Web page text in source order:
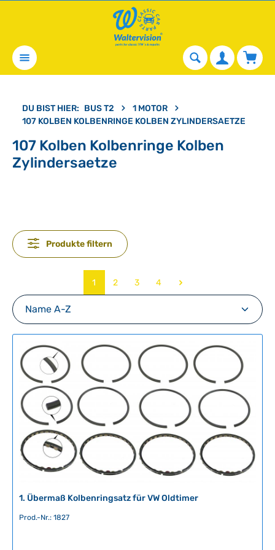
DU BIST HIER: BUS T2
1 MOTOR
107 KOLBEN KOLBENRINGE KOLBEN ZYLINDERSAETZE
107 Kolben Kolbenringe Kolben
Zylindersaetze
Produkte filtern
Seite
1 Seite
2 Seite
3 Seite
4
1. Übermaß Kolbenringsatz für VW Oldtimer
Prod.-Nr.: 1827